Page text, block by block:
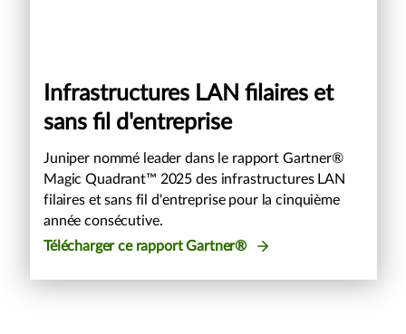
Infrastructures LAN filaires et
sans fil d'entreprise
Juniper nommé leader dans le rapport Gartner®
Magic Quadrant™ 2025 des infrastructures LAN
filaires et sans fil d'entreprise pour la cinquième
année consécutive.
Télécharger ce rapport Gartner®